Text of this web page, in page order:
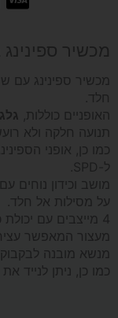
לבית
מדגם
FORMA
360
PRO
מכשיר ספינינג
מכשיר ספינינג עם
חלד.
האופניים כוללות,
תנועה חלקה ולא
כמו כן, אופני
ל-SPD.
מושב וכידון נוחים
על מסילות אל חלד.
4 מייצבים עם יכולת כיוונון הממוקמים בבסיס המכשיר.
מעצור המאפשר
מנשא מובנה לבקבוק
כמו כן, ניתן לנייד